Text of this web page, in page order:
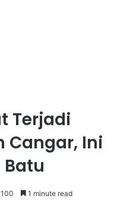
Terjadi
Cangar, Ini
100 1 minute read